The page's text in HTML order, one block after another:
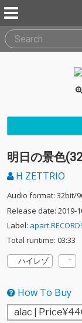
明日の景色
H ZETTRIO
Audio format: 32bit/
Release date: 2019-
Label:
Total runtime: 03:33
ハイレゾ
How To Buy